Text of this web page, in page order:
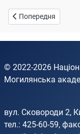
Попередня стаття:
Попередня
© 2022-2026
Могилянська
вул. Сковороди 2,
тел.: 425-60-59,